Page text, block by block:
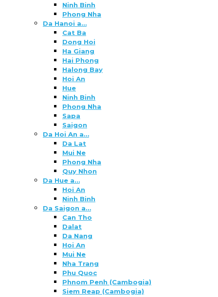
Ninh Binh
Phong Nha
Da Hanoi a…
Cat Ba
Dong Hoi
Ha Giang
Hai Phong
Halong Bay
Hoi An
Hue
Ninh Binh
Phong Nha
Sapa
Saigon
Da Hoi An a…
Da Lat
Mui Ne
Phong Nha
Quy Nhon
Da Hue a…
Hoi An
Ninh Binh
Da Saigon a…
Can Tho
Dalat
Da Nang
Hoi An
Mui Ne
Nha Trang
Phu Quoc
Phnom Penh (Cambogia)
Siem Reap (Cambogia)